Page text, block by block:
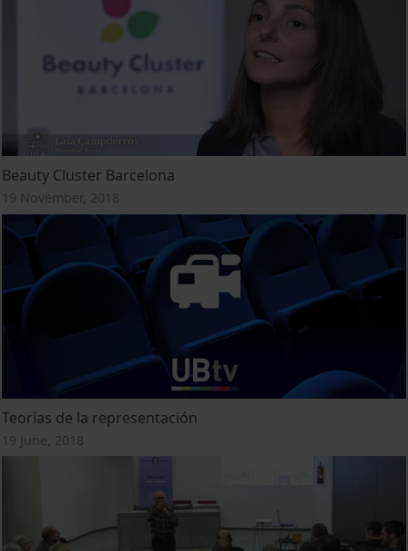
Beauty Cluster Barcelona
19 November, 2018
Teorías de la representación
19 June, 2018